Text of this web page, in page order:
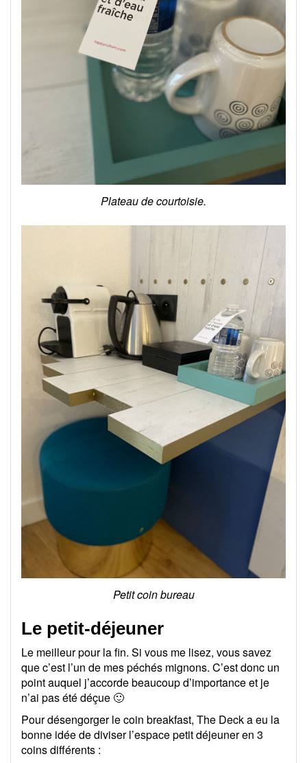
Plateau de courtoisie.
Petit coin bureau
Le petit-déjeuner
Le meilleur pour la fin. Si vous me lisez, vous savez
que c’est l’un de mes péchés mignons. C’est donc un
point auquel j’accorde beaucoup d’importance et je
n’ai pas été déçue 🙂
Pour désengorger le coin breakfast, The Deck a eu la
bonne idée de diviser l’espace petit déjeuner en 3
coins différents :